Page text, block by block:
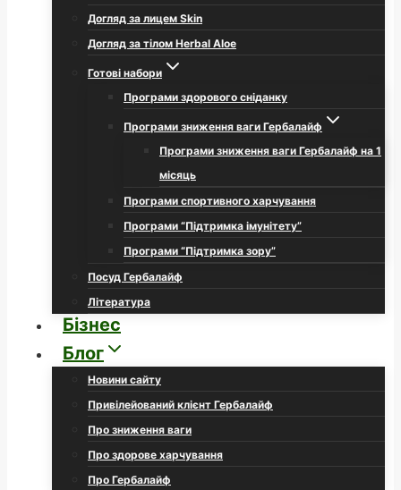
Догляд за лицем Skin
Догляд за тілом Herbal Aloe
Готові набори
Програми здорового сніданку
Програми зниження ваги Гербалайф
Програми зниження ваги Гербалайф на 1
місяць
Програми спортивного харчування
Програми “Підтримка імунітету”
Програми “Підтримка зору”
Посуд Гербалайф
Література
Бізнес
Блог
Новини сайту
Привілейований клієнт Гербалайф
Про зниження ваги
Про здорове харчування
Про Гербалайф